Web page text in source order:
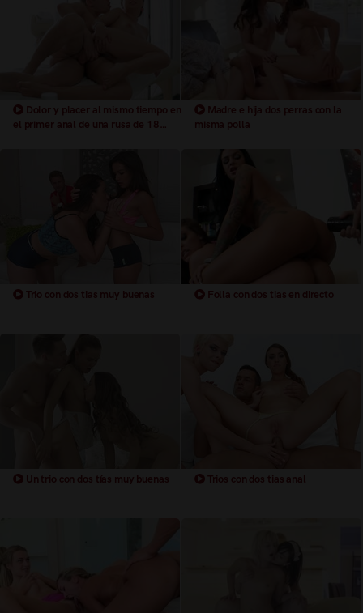
Dolor y placer al mismo tiempo en
el primer anal de una rusa de 18
Madre e hija dos perras con la
misma polla
Trio con dos tias muy buenas Folla con dos tias en directo
Un trio con dos tías muy buenas Trios con dos tias anal